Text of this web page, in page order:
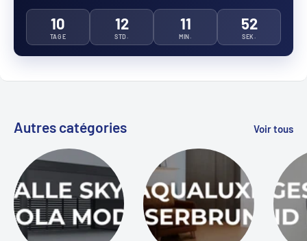
10
TAGE
12
STD.
11
MIN.
52
SEK.
Autres catégories Voir tous